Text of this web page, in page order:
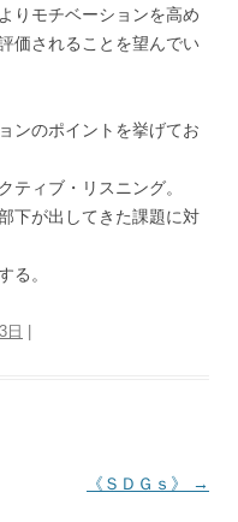
りモチベーションを高め
価されることを望んでい
ンのポイントを挙げてお
ィブ・リスニング。
下が出してきた課題に対
る。
日
《ＳＤＧｓ》 →